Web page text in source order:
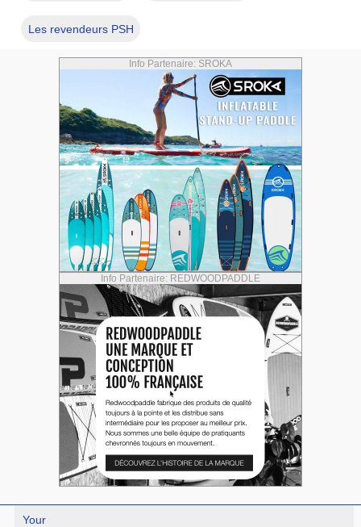
Les revendeurs PSH
Info Partenaire: SROKA
Info Partenaire: REDWOODPADDLE
Your